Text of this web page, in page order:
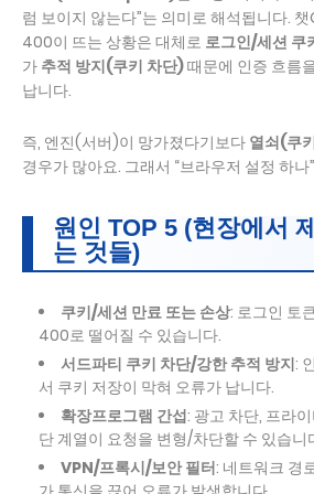
럼 보이지 않는다”는 의미로 해석됩니다.
400이 뜨는 상황은 대체로 로그인/세션 쿠
가 추적 방지(쿠키 차단)때문에 인증 흐름
납니다.
즉, 엔진(서버)이 망가졌다기보다 열쇠(쿠
경우가 많아요. 그래서 “브라우저 설정 하
원인 TOP 5 (현장에서
는 것들)
쿠키/세션 만료 또는 손상: 로그인 토
400로 떨어질 수 있습니다.
서드파티 쿠키 차단/강한 추적 방지:
서 쿠키 저장이 막혀 오류가 납니다.
확장프로그램 간섭: 광고 차단, 프라
단 계열이 요청을 변형/차단할 수 있습니
VPN/프록시/보안 필터: 네트워크 경